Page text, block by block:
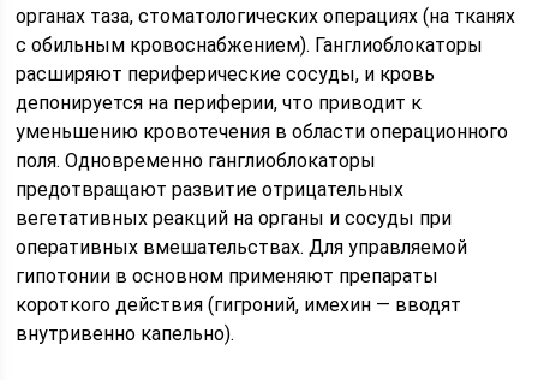
органах таза, стоматологических операциях (на тканях
с обильным кровоснабжением). Ганглиоблокаторы
расширяют периферические сосуды, и кровь
депонируется на периферии, что приводит к
уменьшению кровотечения в области операционного
поля. Одновременно ганглиоблокаторы
предотвращают развитие отрицательных
вегетативных реакций на органы и сосуды при
оперативных вмешательствах. Для управляемой
гипотонии в основном применяют препараты
короткого действия (гигроний, имехин — вводят
внутривенно капельно).